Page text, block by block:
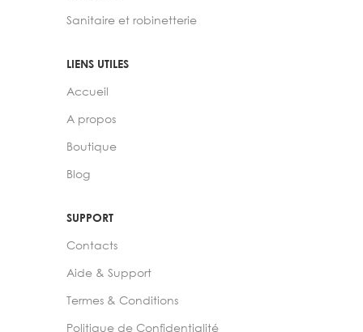
Sanitaire et robinetterie
LIENS UTILES
Accueil
A propos
Boutique
Blog
SUPPORT
Contacts
Aide & Support
Termes & Conditions
Politique de Confidentialité